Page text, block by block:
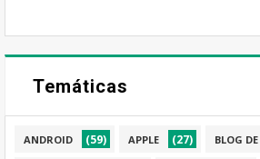
Temáticas
ANDROID (59) APPLE (27) BLOG